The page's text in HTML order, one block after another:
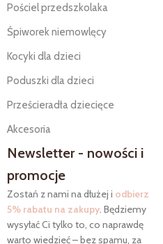
Pościel przedszkolaka
Śpiworek niemowlęcy
Kocyki dla dzieci
Poduszki dla dzieci
Prześcieradła dziecięce
Akcesoria
Newsletter - nowości i
promocje
Zostań z nami na dłużej i odbierz
5% rabatu na zakupy. Będziemy
wysyłać Ci tylko to, co naprawdę
warto wiedzieć – bez spamu, za